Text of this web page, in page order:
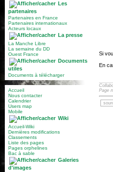
Les
partenaires
Partenaires en France
Partenaires internationaux
Acteurs locaux
La presse
La Manche Libre
La semaine du DD
Ouest France
Documents
utiles
Documents à télécharger
Accueil
Nous contacter
Calendrier
Users map
Mobile
Wiki
Accueil-Wiki
Dernières modifications
Classements
Liste des pages
Pages orphelines
Bac à sable
Galeries
d'images
Si
En
Page